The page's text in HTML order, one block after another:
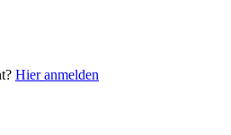
Hier anmelden